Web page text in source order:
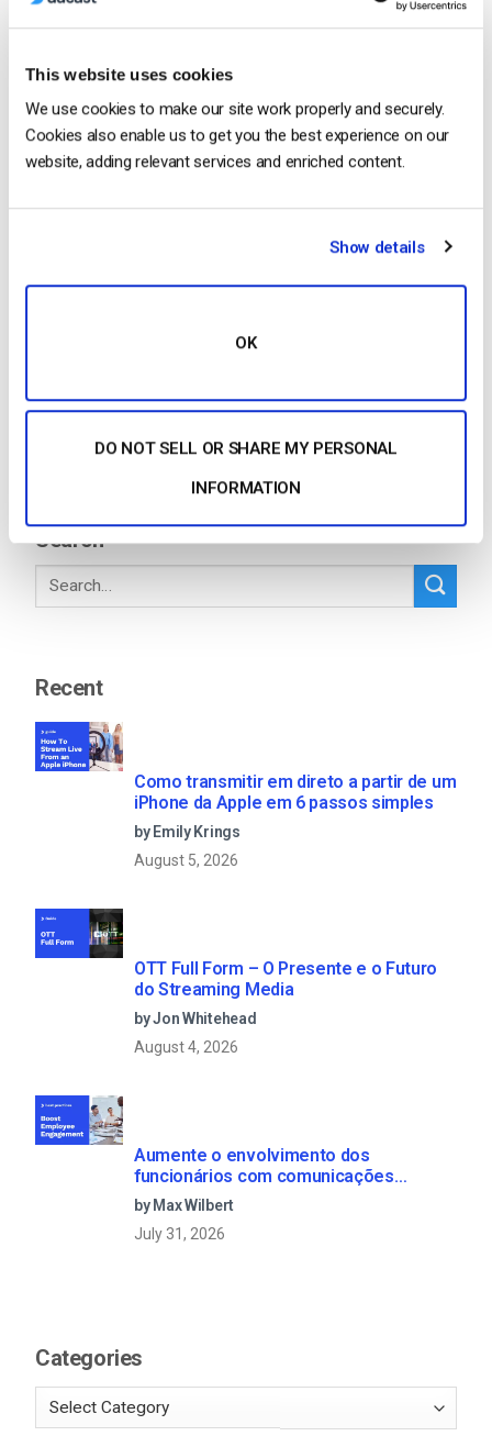
This website uses cookies
We use cookies to make our site work properly and securely.
Cookies also enable us to get you the best experience on our
website, adding relevant services and enriched content.
Show details
OK
DO NOT SELL OR SHARE MY PERSONAL
INFORMATION
marketing com o streaming imersivo
2 3 4
Search
Recent
Como transmitir em direto a partir de um
iPhone da Apple em 6 passos simples
by Emily Krings
August 5, 2026
OTT Full Form – O Presente e o Futuro
do Streaming Media
by Jon Whitehead
August 4, 2026
Aumente o envolvimento dos
funcionários com comunicações
empresariais em direto
by Max Wilbert
July 31, 2026
Categories